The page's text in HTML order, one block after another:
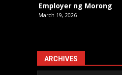
Employer ng Morong
March 19, 2026
ARCHIVES